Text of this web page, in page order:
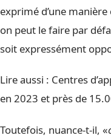
exprimé d’une
on peut le faire par
soit expressément
Lire aussi : Centres
en 2023 et près de
Toutefois, nuance-t-il, «